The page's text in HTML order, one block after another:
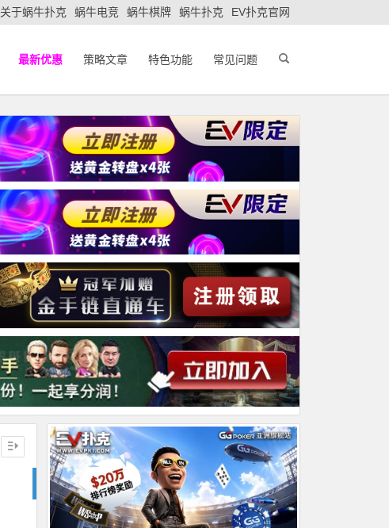
关于蜗牛扑克 蜗牛电竞 蜗牛棋牌 蜗牛扑克 EV扑克官网
最新优惠 策略文章 特色功能 常见问题